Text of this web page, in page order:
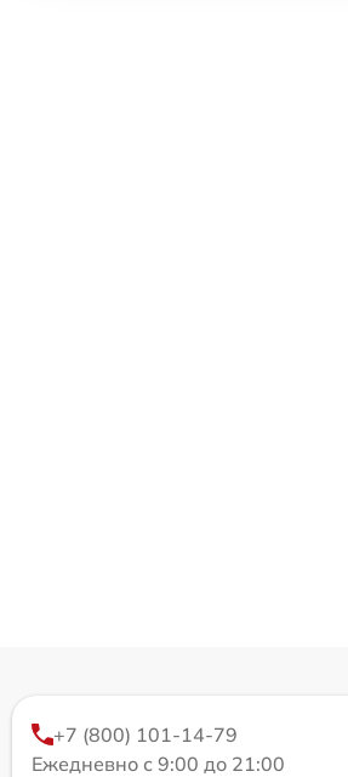
+7 (800) 101-14-79
Ежедневно с 9:00 до 21:00